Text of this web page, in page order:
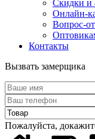
Скидки и
Онлайн-
Вопрос-
Контакты
Вызвать замерщика
Пожалуйста,